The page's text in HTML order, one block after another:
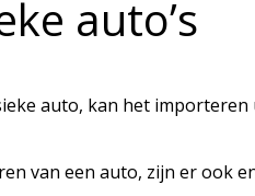
auto’s
auto, kan het
van een auto, zijn er ook